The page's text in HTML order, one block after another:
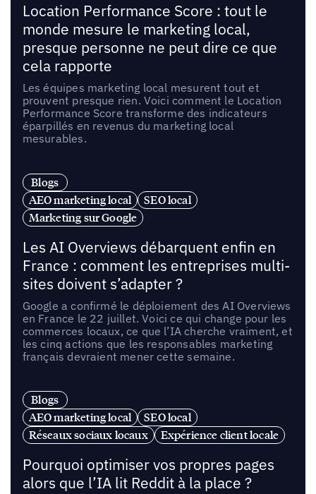
Location Performance Score : tout le
monde mesure le marketing local,
presque personne ne peut dire ce que
cela rapporte
Les équipes marketing local mesurent tout et
prouvent presque rien. Voici comment le Location
Performance Score transforme des indicateurs
éparpillés en revenus du marketing local
mesurables.
Blogs
AEO marketing local
SEO local
Marketing sur Google
Les AI Overviews débarquent enfin en
France : comment les entreprises multi-
sites doivent s’adapter ?
Google a confirmé le déploiement des AI Overviews
en France le 22 juillet. Voici ce qui change pour les
commerces locaux, ce que l’IA cherche vraiment, et
les cinq actions que les responsables marketing
français devraient mener cette semaine.
Blogs
AEO marketing local
SEO local
Réseaux sociaux locaux
Expérience client locale
Pourquoi optimiser vos propres pages
alors que l’IA lit Reddit à la place ?